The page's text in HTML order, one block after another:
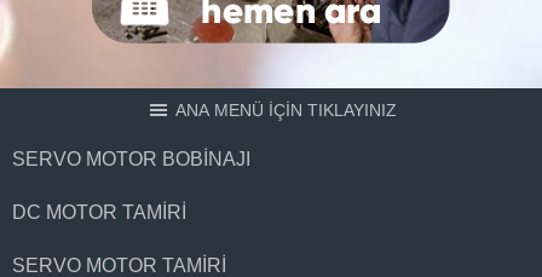
ANA MENÜ İÇİN TIKLAYINIZ
SERVO MOTOR BOBINAJI
DC MOTOR TAMIRI
SERVO MOTOR TAMIRI